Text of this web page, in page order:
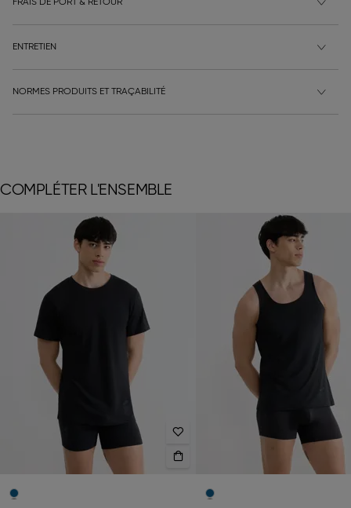
FRAIS DE PORT & RETOUR
ENTRETIEN
NORMES PRODUITS ET TRAÇABILITÉ
COMPLÉTER L'ENSEMBLE